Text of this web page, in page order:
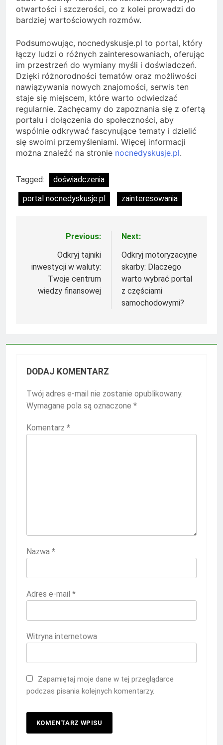
otwartości i szczerości, co z kolei prowadzi do
bardziej wartościowych rozmów.
Podsumowując, nocnedyskusje.pl to portal, który
łączy ludzi o różnych zainteresowaniach, oferując
im przestrzeń do wymiany myśli i doświadczeń.
Dzięki różnorodności tematów oraz możliwości
nawiązywania nowych znajomości, serwis ten
staje się miejscem, które warto odwiedzać
regularnie. Zachęcamy do zapoznania się z ofertą
portalu i dołączenia do społeczności, aby
wspólnie odkrywać fascynujące tematy i dzielić
się swoimi przemyśleniami. Więcej informacji
można znaleźć na stronie nocnedyskusje.pl.
Tagged:
doświadczenia
portal nocnedyskusje.pl
zainteresowania
NawigacjaPrevious:
Odkryj tajniki
inwestycji w waluty:
Twoje centrum
wiedzy finansowej
Next:
Odkryj motoryzacyjne
skarby: Dlaczego
warto wybrać portal
z częściami
samochodowymi?
DODAJ KOMENTARZ
Twój adres e-mail nie zostanie opublikowany.
Wymagane pola są oznaczone *
Komentarz *
Nazwa *
Adres e-mail *
Witryna internetowa
Zapamiętaj moje dane w tej przeglądarce
podczas pisania kolejnych komentarzy.